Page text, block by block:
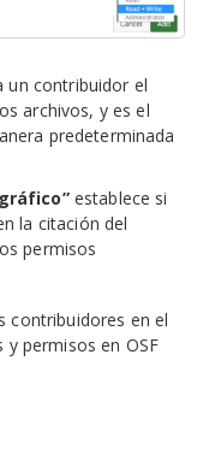
un contribuidor el
archivos, y es el
predeterminada
establece si
la citación del
permisos
contribuidores en el
y permisos en OSF